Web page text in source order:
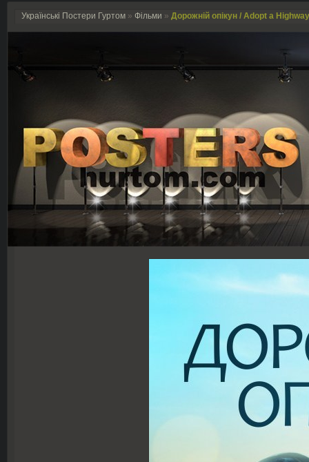
Українські Постери Гуртом » Фільми » Дорожній опікун / Adopt a